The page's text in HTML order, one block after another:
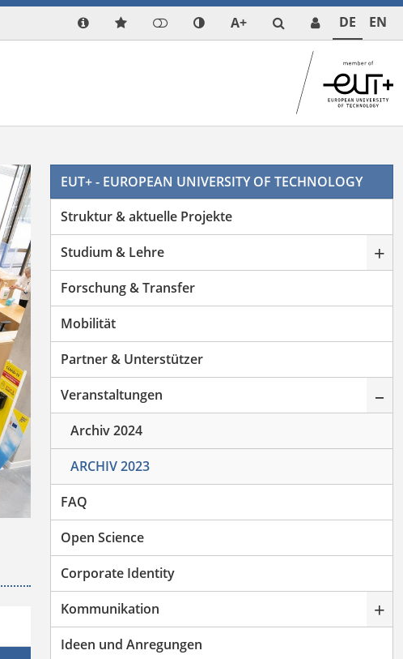
A+ DE EN
EUT+ - EUROPEAN UNIVERSITY OF TECHNOLOGY
Struktur & aktuelle Projekte
Studium & Lehre
+
Forschung & Transfer
Mobilität
Partner & Unterstützer
Veranstaltungen
Archiv 2024
ARCHIV 2023
–
FAQ
Open Science
Corporate Identity
Kommunikation
+
Ideen und Anregungen